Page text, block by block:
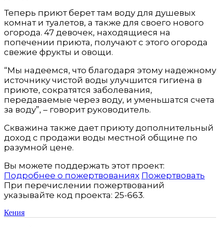
Теперь приют берет там воду для душевых
комнат и туалетов, а также для своего нового
огорода. 47 девочек, находящиеся на
попечении приюта, получают с этого огорода
свежие фрукты и овощи.
“Мы надеемся, что благодаря этому надежному
источнику чистой воды улучшится гигиена в
приюте, сократятся заболевания,
передаваемые через воду, и уменьшатся счета
за воду”, – говорит руководитель.
Скважина также дает приюту дополнительный
доход с продажи воды местной общине по
разумной цене.
Вы можете поддержать этот проект:
Подробнее о пожертвованиях Пожертвовать
При перечислении пожертвований
указывайте код проекта: 25-663.
Кения